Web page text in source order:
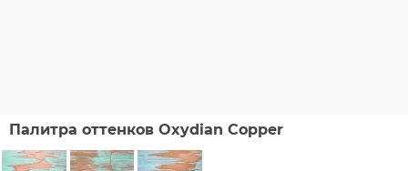
Палитра оттенков Oxydian Copper